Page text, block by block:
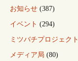
お知らせ (387)
イベント (294)
ミツバチプロジェクト
メディア局 (80)